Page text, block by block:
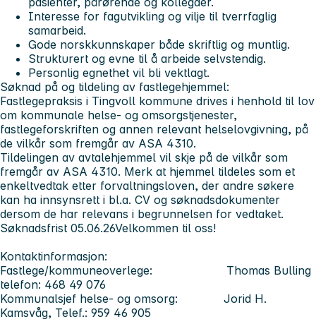
Interesse for fagutvikling og vilje til tverrfaglig
samarbeid.
Gode norskkunnskaper både skriftlig og muntlig.
Strukturert og evne til å arbeide selvstendig.
Personlig egnethet vil bli vektlagt.
Søknad på og tildeling av fastlegehjemmel:
Fastlegepraksis i Tingvoll kommune drives i henhold til lov
om kommunale helse- og omsorgstjenester,
fastlegeforskriften og annen relevant helselovgivning, på
de vilkår som fremgår av ASA 4310.
Tildelingen av avtalehjemmel vil skje på de vilkår som
fremgår av ASA 4310. Merk at hjemmel tildeles som et
enkeltvedtak etter forvaltningsloven, der andre søkere
kan ha innsynsrett i bl.a. CV og søknadsdokumenter
dersom de har relevans i begrunnelsen for vedtaket.
Søknadsfrist 05.06.26Velkommen til oss!
Kontaktinformasjon:
Fastlege/kommuneoverlege: Thomas Bulling
telefon: 468 49 076
Kommunalsjef helse- og omsorg: Jorid H.
Kamsvåg, Telef.: 959 46 905